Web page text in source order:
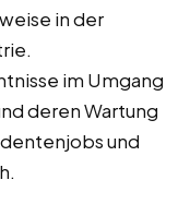
in der
im Umgang
deren Wartung
und